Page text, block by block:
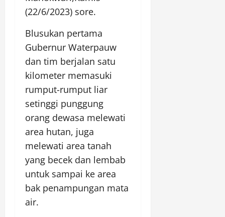
(22/6/2023) sore.
Blusukan pertama
Gubernur Waterpauw
dan tim berjalan satu
kilometer memasuki
rumput-rumput liar
setinggi punggung
orang dewasa melewati
area hutan, juga
melewati area tanah
yang becek dan lembab
untuk sampai ke area
bak penampungan mata
air.